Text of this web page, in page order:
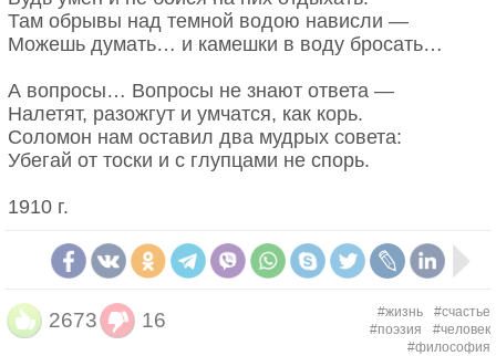
Там обрывы над темной водою нависли —
Можешь думать… и камешки в воду бросать…
А вопросы… Вопросы не знают ответа —
Налетят, разожгут и умчатся, как корь.
Соломон нам оставил два мудрых совета:
Убегай от тоски и с глупцами не спорь.
1910 г.
2673 16 #жизнь
#счастье
#поэзия
#человек
#философия